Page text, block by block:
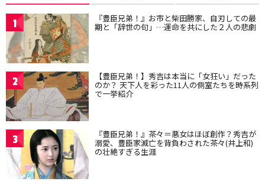
1 『豊臣兄弟！』お市と柴田勝家、自刃しての最
期と「辞世の句」…運命を共にした２人の悲劇
2 【豊臣兄弟！】秀吉は本当に「女狂い」だった
のか？ 天下人を彩った11人の側室たちを時系列
で一挙紹介
3 『豊臣兄弟！』茶々＝悪女はほぼ創作？秀吉が
溺愛、豊臣家滅亡を背負わされた茶々(井上和)
の壮絶すぎる生涯